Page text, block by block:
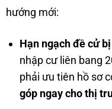
hướng mới:
Hạn ngạch đề cử
nhập cư liên bang
phải ưu tiên hồ sơ
góp ngay cho thị